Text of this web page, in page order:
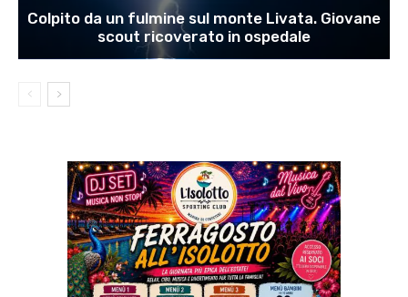
Colpito da un fulmine sul monte Livata. Giovane
scout ricoverato in ospedale